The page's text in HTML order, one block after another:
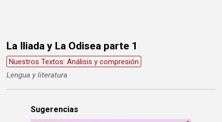
La Iliada y La Odisea parte 1
Nuestros Textos: Análisis y compresión
Lengua y literatura
Sugerencias